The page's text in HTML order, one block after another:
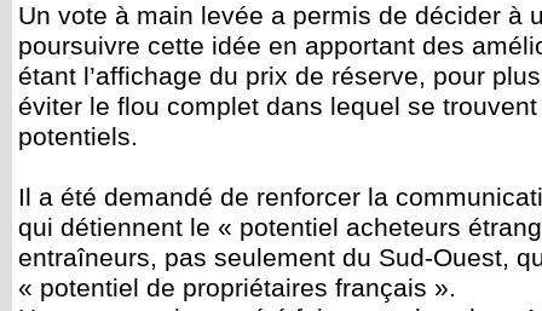
Un vote à main levée a permis de décider à
poursuivre cette idée en apportant des
étant l’affichage du prix de réserve, pour
éviter le flou complet dans lequel se
potentiels.
Il a été demandé de renforcer la
qui détiennent le « potentiel acheteurs
entraîneurs, pas seulement du Sud-Ouest,
« potentiel de propriétaires français ».